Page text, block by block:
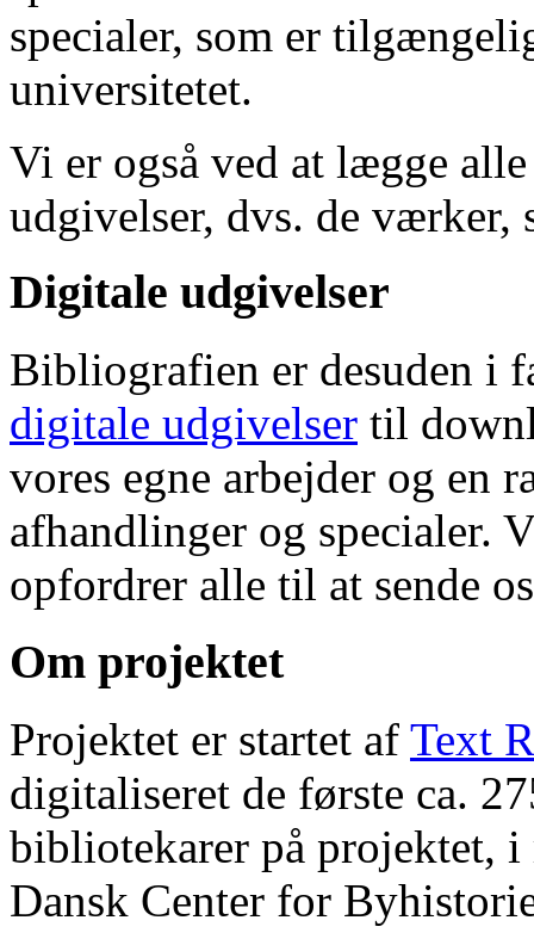
specialer, som er
universitetet.
Vi er også ved at lægge
udgivelser, dvs. de værker,
Digitale udgivelser
Bibliografien er desuden i
digitale udgivelser til
vores egne arbejder og en
afhandlinger og specialer.
opfordrer alle til at sende
Om projektet
Projektet er startet af Text
digitaliseret de første ca.
bibliotekarer på projektet, i
Dansk Center for